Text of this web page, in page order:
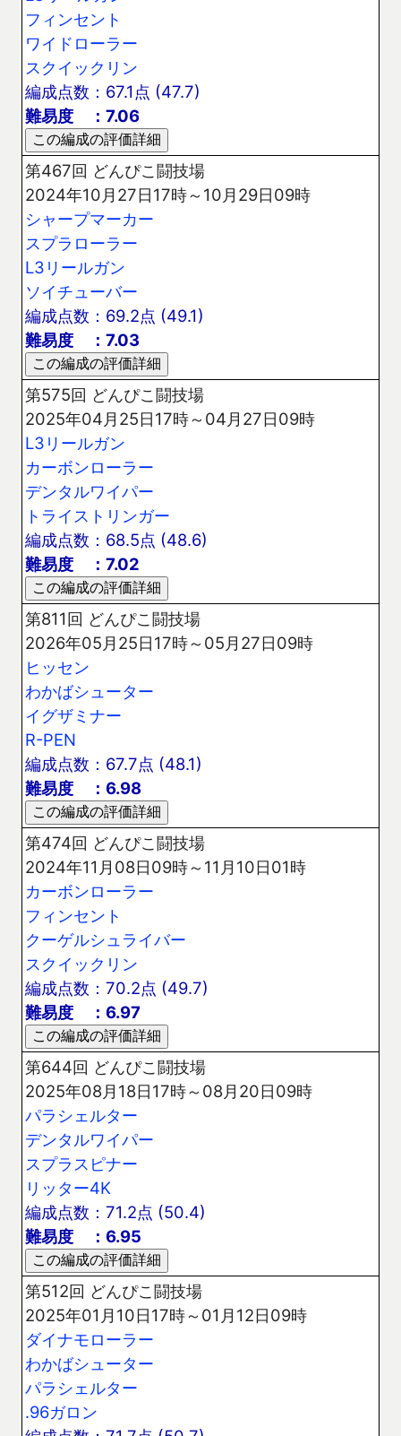
フィンセント
ワイドローラー
スクイックリン
編成点数：67.1点 (47.7)
難易度 ：7.06
第467回 どんぴこ闘技場
2024年10月27日17時～10月29日09時
シャープマーカー
スプラローラー
L3リールガン
ソイチューバー
編成点数：69.2点 (49.1)
難易度 ：7.03
第575回 どんぴこ闘技場
2025年04月25日17時～04月27日09時
L3リールガン
カーボンローラー
デンタルワイパー
トライストリンガー
編成点数：68.5点 (48.6)
難易度 ：7.02
第811回 どんぴこ闘技場
2026年05月25日17時～05月27日09時
ヒッセン
わかばシューター
イグザミナー
R-PEN
編成点数：67.7点 (48.1)
難易度 ：6.98
第474回 どんぴこ闘技場
2024年11月08日09時～11月10日01時
カーボンローラー
フィンセント
クーゲルシュライバー
スクイックリン
編成点数：70.2点 (49.7)
難易度 ：6.97
第644回 どんぴこ闘技場
2025年08月18日17時～08月20日09時
パラシェルター
デンタルワイパー
スプラスピナー
リッター4K
編成点数：71.2点 (50.4)
難易度 ：6.95
第512回 どんぴこ闘技場
2025年01月10日17時～01月12日09時
ダイナモローラー
わかばシューター
パラシェルター
.96ガロン